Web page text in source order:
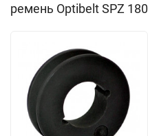
приводы промышленного
приводы компрессоров;
автомобилестроение;
конструкции с наружным
оборудование, где
ремень Optibelt SPZ